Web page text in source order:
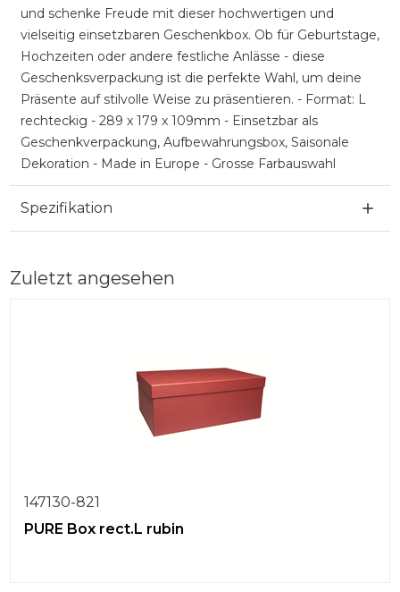
und schenke Freude mit dieser hochwertigen und
vielseitig einsetzbaren Geschenkbox. Ob für Geburtstage,
Hochzeiten oder andere festliche Anlässe - diese
Geschenksverpackung ist die perfekte Wahl, um deine
Präsente auf stilvolle Weise zu präsentieren. - Format: L
rechteckig - 289 x 179 x 109mm - Einsetzbar als
Geschenkverpackung, Aufbewahrungsbox, Saisonale
Dekoration - Made in Europe - Grosse Farbauswahl
Spezifikation
Zuletzt angesehen
147130-821
PURE Box rect.L rubin